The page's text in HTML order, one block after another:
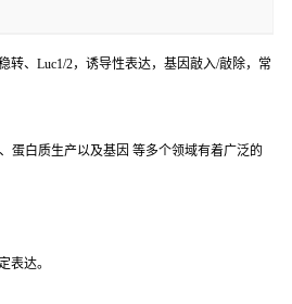
、Luc1/2，诱导性表达，基因敲入/敲除，常
蛋白质生产以及基因 等多个领域有着广泛的
表达。